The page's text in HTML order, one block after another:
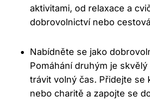
aktivitami, od relaxace a
dobrovolnictví nebo
Nabídněte se jako
Pomáhání druhým je
trávit volný čas. Přidejte se
nebo charitě a zapojte se